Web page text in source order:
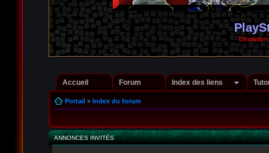
Accueil Forum Index des liens
Portail» Index du forum
ANNONCES INVITÉS